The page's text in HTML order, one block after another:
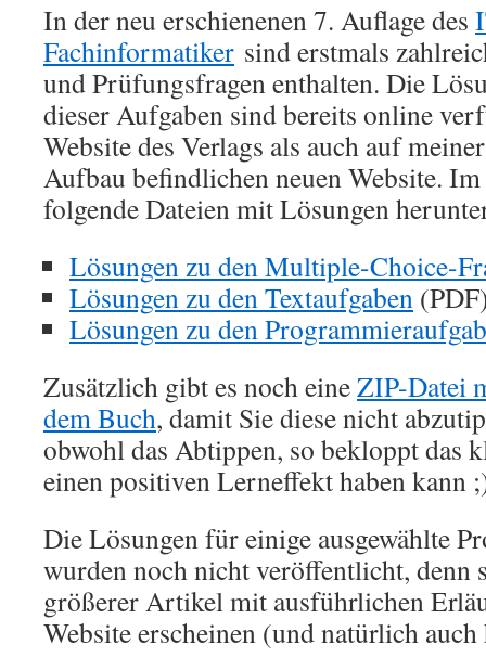
In der neu erschienenen 7. Auflage des
Fachinformatiker sind erstmals
und Prüfungsfragen enthalten. Die
dieser Aufgaben sind bereits online
Website des Verlags als auch auf
Aufbau befindlichen neuen Website.
folgende Dateien mit Lösungen
Lösungen zu den Multiple-Choice-
Lösungen zu den Textaufgaben
Lösungen zu den
Zusätzlich gibt es noch eineZIP-Datei
dem Buch, damit Sie diese nicht
obwohl das Abtippen, so bekloppt das
einen positiven Lerneffekt haben kann
Die Lösungen für einige ausgewählte
wurden noch nicht veröffentlicht, denn
größerer Artikel mit ausführlichen
Website erscheinen (und natürlich